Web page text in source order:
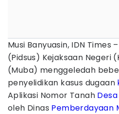
Musi Banyuasin, IDN Times
(Pidsus) Kejaksaan Negeri
(Muba) menggeledah
penyelidikan kasus dugaan
Aplikasi Nomor Tanah Desa
oleh Dinas Pemberdayaan